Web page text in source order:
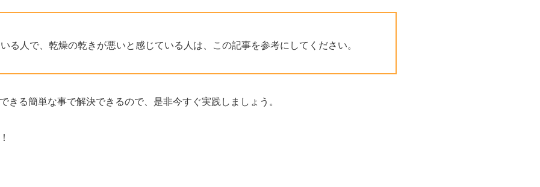
る人で、乾燥の乾きが悪いと感じている人は、この記事を参考にしてください。
きる簡単な事で解決できるので、是非今すぐ実践しましょう。